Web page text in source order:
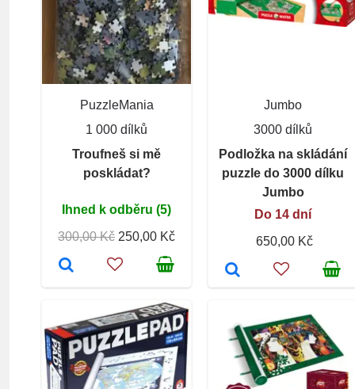
PuzzleMania
1 000 dílků
Troufneš si mě
poskládat?
Ihned k odběru (5)
300,00 Kč 250,00 Kč
Jumbo
3000 dílků
Podložka na skládání
puzzle do 3000 dílku
Jumbo
Do 14 dní
650,00 Kč